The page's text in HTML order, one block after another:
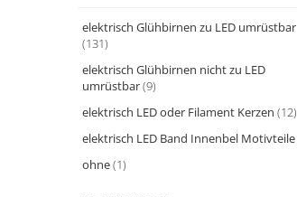
elektrisch Glühbirnen zu LED umrüstbar
(131)
elektrisch Glühbirnen nicht zu LED
umrüstbar(9)
elektrisch LED oder Filament Kerzen (12)
elektrisch LED Band Innenbel Motivteile
ohne(1)